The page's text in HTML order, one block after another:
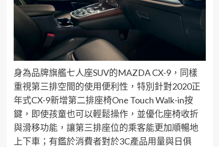
身為品牌旗艦七人座SUV的MAZDACX-9， 同樣
重視第三排空間的使用便利性， 特別針對2020正
年式CX-9新增第二排座椅One Touch Walk-in按
鍵， 即使孩童也可以輕鬆操作， 並優化座椅收折
與滑移功能，讓第三排座位的乘客能更加順暢地
上下車 ；有鑑於消費者對於3C產品用量與日俱